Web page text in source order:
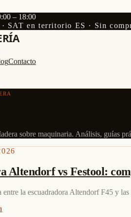
– 18:00
SAT en territorio ES · Sin
Contacto
sobre maquinaria. Análisis, guías
Altendorf vs Festool:
entre la escuadradora Altendorf F45 y